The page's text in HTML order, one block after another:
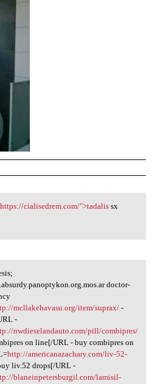
cialisedrem
https://cialisedrem.com/">tadalissx
mzw.zzsf.absurdy doctor-
mcllakehavasu.org/item/suprax/-
-
nwdieselandauto.com/pill/combipres/
on line[/URL - buy combipres on
http://americanazachary.com/liv-52-
liv.52 drops[/URL -
blaneinpetersburgil.com/lamisil-